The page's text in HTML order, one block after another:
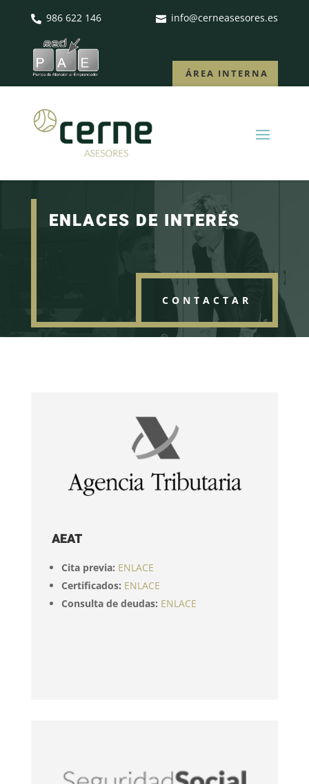
 986 622 146  info@cerneasesores.es
ÁREA INTERNA
ENLACES DE INTERÉS
CONTACTAR
AEAT
Cita previa: ENLACE
Certificados: ENLACE
Consulta de deudas: ENLACE